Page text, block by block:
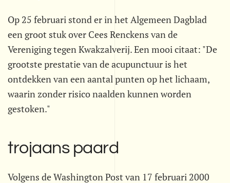
Op 25 februari stond er in het Algemeen Dagblad
een groot stuk over Cees Renckens van de
Vereniging tegen Kwakzalverij. Een mooi citaat: "De
grootste prestatie van de acupunctuur is het
ontdekken van een aantal punten op het lichaam,
waarin zonder risico naalden kunnen worden
gestoken."
trojaans paard
Volgens de Washington Post van 17 februari 2000